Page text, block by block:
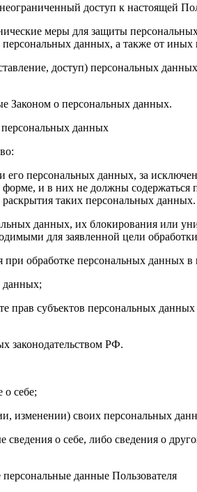
доступ к настоящей
меры для защиты
персональных данных, а также от
доступ) персональных
Законом о персональных данных.
данных
персональных данных, за
и в них не должны
раскрытия таких персональных
данных, их блокирования
для заявленной цели
при обработке персональных данных
данных;
прав субъектов персональных
законодательством РФ.
о себе;
изменении) своих персональных
о себе, либо сведения о
данные Пользователя